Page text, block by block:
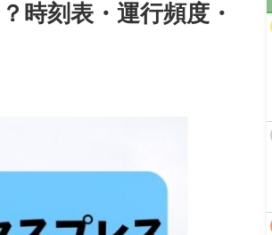
時刻表・運行頻度・